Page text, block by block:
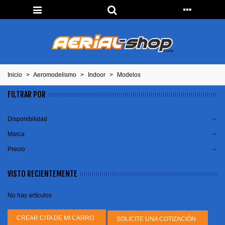
Inicio > Aeromodelismo > Indoor > Modelos
FILTRAR POR
Disponibilidad
Marca
Precio
VISTO RECIENTEMENTE
No hay artículos
CREAR CITA DE MI CARRO SOLICITE UNA COTIZACIÓN